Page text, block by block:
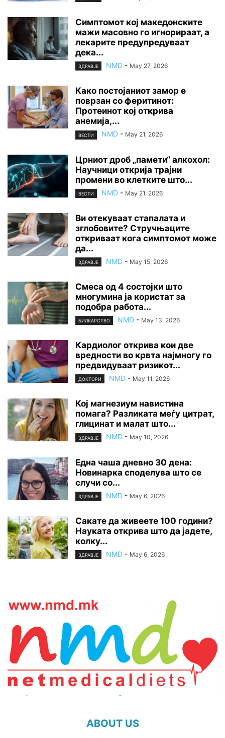
Симптомот кој македонските
мажи масовно го игнорираат, а
лекарите предупредуваат
дека...
ЗДРАВЈЕ NMD - May 27, 2026
Како постојаниот замор е
поврзан со феритинот:
Протеинот кој открива
анемија,...
ВЕСТИ NMD - May 21, 2026
Црниот дроб „памети“ алкохол:
Научници открија трајни
промени во клетките што...
ВЕСТИ NMD - May 21, 2026
Ви отекуваат стапалата и
зглобовите? Стручњаците
откриваат кога симптомот може
да...
ЗДРАВЈЕ NMD - May 15, 2026
Смеса од 4 состојки што
многумина ја користат за
подобра работа...
БИЛКАРСТВО NMD - May 13, 2026
Кардиолог открива кои две
вредности во крвта најмногу го
предвидуваат ризикот...
ДОКТОРИ NMD - May 11, 2026
Кој магнезиум навистина
помага? Разликата меѓу цитрат,
глицинат и малат што...
ЗДРАВЈЕ NMD - May 10, 2026
Една чаша дневно 30 дена:
Новинарка споделува што се
случи со...
ЗДРАВЈЕ NMD - May 6, 2026
Сакате да живеете 100 години?
Науката открива што да јадете,
колку...
ЗДРАВЈЕ NMD - May 6, 2026
ABOUT US